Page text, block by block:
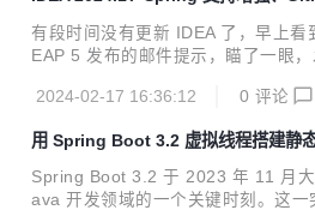
强、更新 HTTP Client 等
有段时间没有更新 IDEA 了，早上
EAP 5 发布的邮件提示，瞄了一眼，
DD 的小伙伴也有帮助，所以搞篇博
2024-02-17 16:36:12 0 评论
用 Spring Boot 3.2 虚拟线程搭建静
快？
Spring Boot 3.2 于 2023 年 11 月
ava 开发领域的一个关键时刻。这一